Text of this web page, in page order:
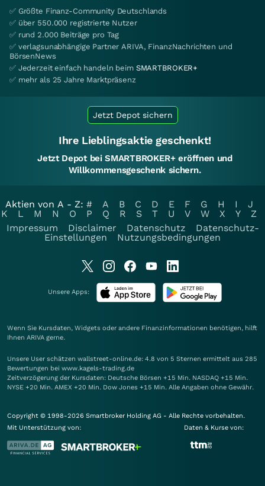
✅ Größte Finanz-Community Deutschlands
✅ über 550.000 registrierte Nutzer
✅ rund 2.000 Beiträge pro Tag
✅ verlagsunabhängige Partner ARIVA, FinanzNachrichten und
BörsenNews
✅ Jederzeit einfach handeln beim SMARTBROKER+
✅ mehr als 25 Jahre Marktpräsenz
Jetzt Depot sichern
Ihre Lieblingsaktie geschenkt!
Jetzt Depot bei SMARTBROKER+ eröffnen und
Willkommensgeschenk sichern.
Aktien von A - Z: # A B C D E F G H I
J
K
L M N O P Q R S T U V W X Y
Z
Impressum
Disclaimer Datenschutz
Datenschutz-
Einstellungen
Nutzungsbedingungen
Unsere Apps:
Wenn Sie Kursdaten, Widgets oder andere Finanzinformationen benötigen, hilft
Ihnen ARIVA gerne.
Unsere User schätzen wallstreet-online.de: 4.8 von 5 Sternen ermittelt aus 285
Bewertungen bei www.kagels-trading.de
Zeitverzögerung der Kursdaten: Deutsche Börsen +15 Min. NASDAQ +15 Min.
NYSE +20 Min. AMEX +20 Min. Dow Jones +15 Min. Alle Angaben ohne Gewähr.
Copyright © 1998-2026 Smartbroker Holding AG - Alle Rechte vorbehalten.
Mit Unterstützung von:
Daten & Kurse von: